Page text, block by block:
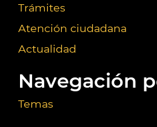
Trámites
Atención ciudadana
Actualidad
Navegación
Temas